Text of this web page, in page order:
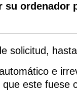
su
solicitud,
e
este fuese